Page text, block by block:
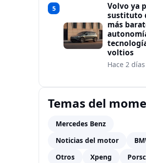
5
Volvo ya
sustituto
más
voltios
Hace 2 días
Temas del
Mercedes Benz
Noticias del motor
Otros
Xpeng